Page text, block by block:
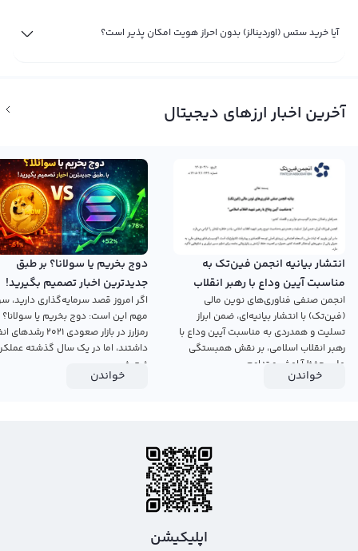
آیا خرید ستس (اوردینالز) بدون احراز هویت امکان پذیر است؟
آخرین اخبار ارزهای دیجیتال
انتشار بیانیه انجمن فین‌تک به
مناسبت آیین وداع با رهبر انقلاب
اسلامی
انجمن صنفی فناوری‌های نوین مالی
(فین‌تک) با انتشار بیانیه‌ای، ضمن ابراز
تسلیت و همدردی به مناسبت آیین وداع با
رهبر انقلاب اسلامی، بر نقش همبستگی
ملی، حفظ آرامش و تداوم...
خواندن
دوج بخریم یا سولانا؟ بر طبق
جدیدترین اخبار تصمیم بگیرید!
اگر امروز قصد سرمایه‌گذاری دارید،
مهم این است: دوج بخریم یا
رمزارز در بازار صعودی ۲۰۲۱
داشتند، اما در یک سال گذشته
ضعیفی...
خواندن
اپلیکیشن